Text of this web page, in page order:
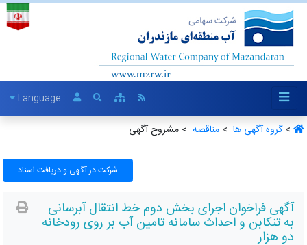
Language
>گروه آگهی ها ‏>مناقصه ‏> مشروح آگهی
شرکت در آگهی و دریافت اسناد
آگهی فراخوان اجرای بخش دوم خط انتقال آبرسانی
به تنکابن و احداث سامانه تامین آب بر روی رودخانه
دو هزار